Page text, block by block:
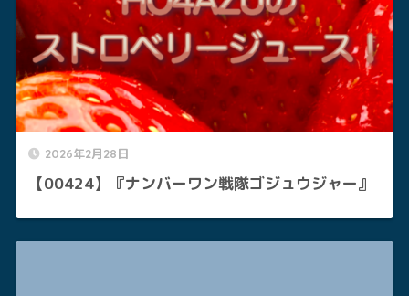
2026年2月28日
【00424】『ナンバーワン戦隊ゴジュウジャー』